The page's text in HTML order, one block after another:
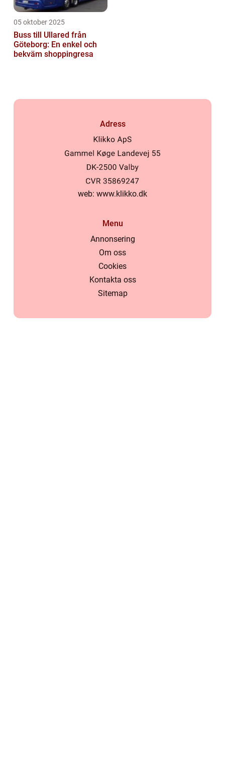
05 oktober 2025
Buss till Ullared från
Göteborg: En enkel och
bekväm shoppingresa
Adress
web: www.klikko.dk
Menu
Annonsering
Om oss
Cookies
Kontakta oss
Sitemap